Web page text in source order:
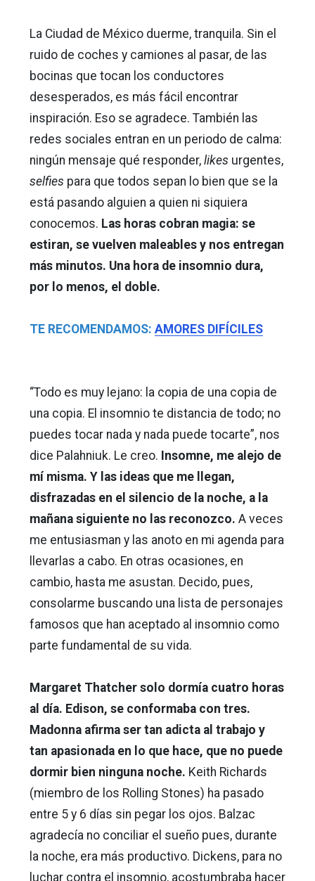
La Ciudad de México duerme, tranquila. Sin el
ruido de coches y camiones al pasar, de las
bocinas que tocan los conductores
desesperados, es más fácil encontrar
inspiración. Eso se agradece. También las
redes sociales entran en un periodo de calma:
ningún mensaje qué responder, likes urgentes,
selfies para que todos sepan lo bien que se la
está pasando alguien a quien ni siquiera
conocemos. Las horas cobran magia: se
estiran, se vuelven maleables y nos entregan
más minutos. Una hora de insomnio dura,
por lo menos, el doble.
TE RECOMENDAMOS: AMORES DIFÍCILES
“Todo es muy lejano: la copia de una copia de
una copia. El insomnio te distancia de todo; no
puedes tocar nada y nada puede tocarte”, nos
dice Palahniuk. Le creo. Insomne, me alejo de
mí misma. Y las ideas que me llegan,
disfrazadas en el silencio de la noche, a la
mañana siguiente no las reconozco. A veces
me entusiasman y las anoto en mi agenda para
llevarlas a cabo. En otras ocasiones, en
cambio, hasta me asustan. Decido, pues,
consolarme buscando una lista de personajes
famosos que han aceptado al insomnio como
parte fundamental de su vida.
Margaret Thatcher solo dormía cuatro horas
al día. Edison, se conformaba con tres.
Madonna afirma ser tan adicta al trabajo y
tan apasionada en lo que hace, que no puede
dormir bien ninguna noche. Keith Richards
(miembro de los Rolling Stones) ha pasado
entre 5 y 6 días sin pegar los ojos. Balzac
agradecía no conciliar el sueño pues, durante
la noche, era más productivo. Dickens, para no
luchar contra el insomnio, acostumbraba hacer